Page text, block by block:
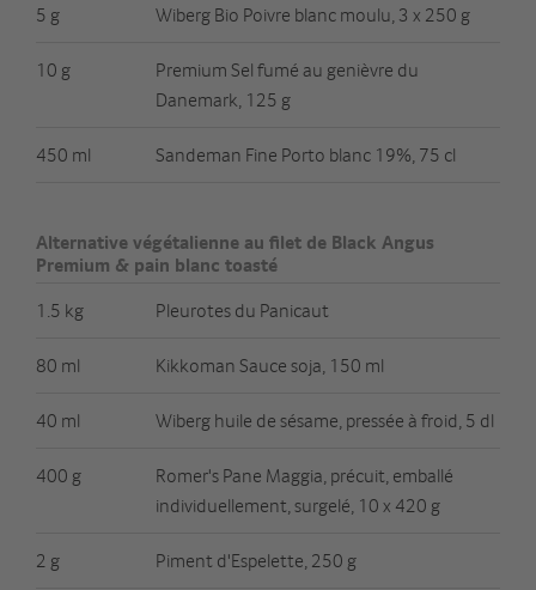
5 g Wiberg Bio Poivre blanc moulu, 3 x 250 g
10 g
Premium Sel fumé au genièvre du
Danemark, 125 g
450 ml Sandeman Fine Porto blanc 19%, 75 cl
Alternative végétalienne au filet de Black Angus
Premium & pain blanc toasté
1.5 kg
Pleurotes du Panicaut
80 ml Kikkoman Sauce soja, 150 ml
40 ml Wiberg huile de sésame, pressée à froid, 5 dl
400 g
Romer's Pane Maggia, précuit, emballé
individuellement, surgelé, 10 x 420 g
2 g Piment d'Espelette, 250 g